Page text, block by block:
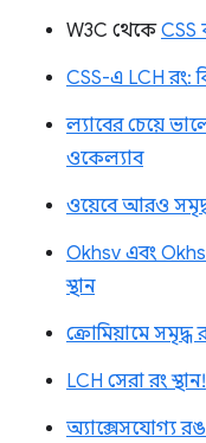
W3C থেকেCSS
CSS-এ LCH রং:
ল্যাবের চেয়ে
ওকেল্যাব
ওয়েবে আরও
Okhsv এবং
স্থান
ক্রোমিয়ামে
LCH সেরা রং স্থান!
অ্যাক্সেসযোগ্য